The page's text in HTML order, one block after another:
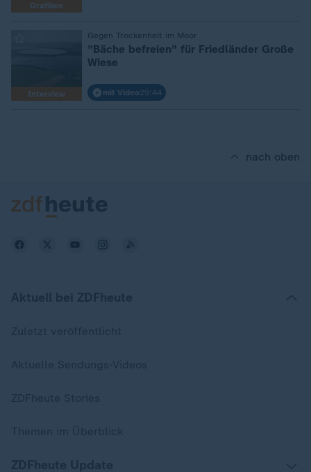
Grafiken
Interview
Gegen Trockenheit im Moor
"Bäche befreien" für Friedländer Große
Wiese
mit Video29:44
nach oben